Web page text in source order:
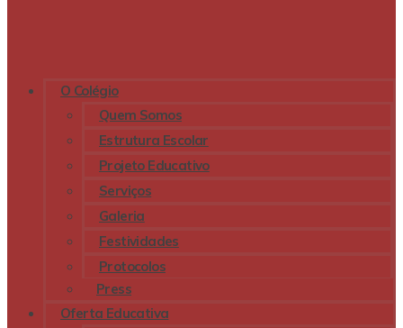
O Colégio
Quem Somos
Estrutura Escolar
Projeto Educativo
Serviços
Galeria
Festividades
Protocolos
Press
Oferta Educativa